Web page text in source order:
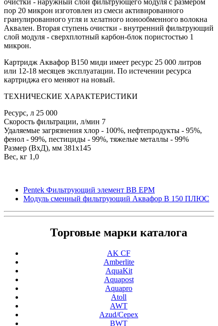
пор 20 микрон изготовлен из смеси активированного
гранулированного угля и хелатного ионообменного волокна
Аквален. Вторая ступень очистки - внутренний фильтрующий
слой модуля - сверхплотный карбон-блок пористостью 1
микрон.
Картридж Аквафор В150 миди имеет ресурс 25 000 литров
или 12-18 месяцев эксплуатации. По истечении ресурса
картриджа его меняют на новый.
ТЕХНИЧЕСКИЕ ХАРАКТЕРИСТИКИ
Ресурс, л 25 000
Скорость фильтрации, л/мин 7
Удаляемые загрязнения хлор - 100%, нефтепродукты - 95%,
фенол - 99%, пестициды - 99%, тяжелые металлы - 99%
Размер (ВхД), мм 381х145
Вес, кг 1,0
Pentek Фильтрующий элемент BB EPM
Модуль сменный фильтрующий Аквафор В 150 ПЛЮС
Торговые марки каталога
AK CF
Amberlite
AquaKit
Aquapost
Aquapro
Atoll
AWT
Azud/Cepex
BWT